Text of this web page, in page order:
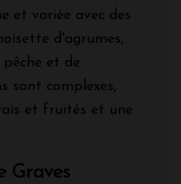
et variée avec des
d'agrumes,
pêche et de
sont complexes,
et fruités et une
Graves